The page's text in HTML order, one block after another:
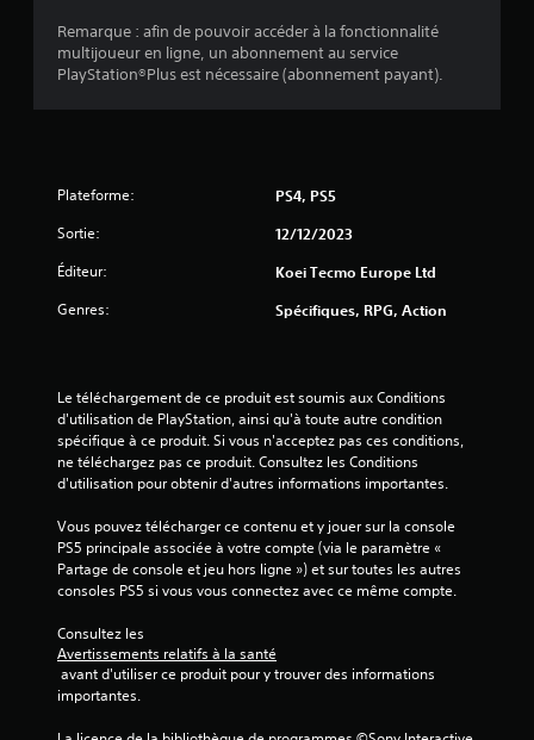
5
(
a
v
s
)
Remarque : afin de pouvoir accéder à la fonctionnalité
multijoueur en ligne, un abonnement au service
PlayStation®Plus est nécessaire (abonnement payant).
Plateforme: PS4, PS5
Sortie: 12/12/2023
Éditeur: Koei Tecmo Europe Ltd
Genres: Spécifiques, RPG, Action
Le téléchargement de ce produit est soumis aux Conditions
d'utilisation de PlayStation, ainsi qu'à toute autre condition
spécifique à ce produit. Si vous n'acceptez pas ces conditions,
ne téléchargez pas ce produit. Consultez les Conditions
d'utilisation pour obtenir d'autres informations importantes.
Vous pouvez télécharger ce contenu et y jouer sur la console
PS5 principale associée à votre compte (via le paramètre «
Partage de console et jeu hors ligne ») et sur toutes les autres
consoles PS5 si vous vous connectez avec ce même compte.
Consultez les
Avertissements relatifs à la santé
importantes.